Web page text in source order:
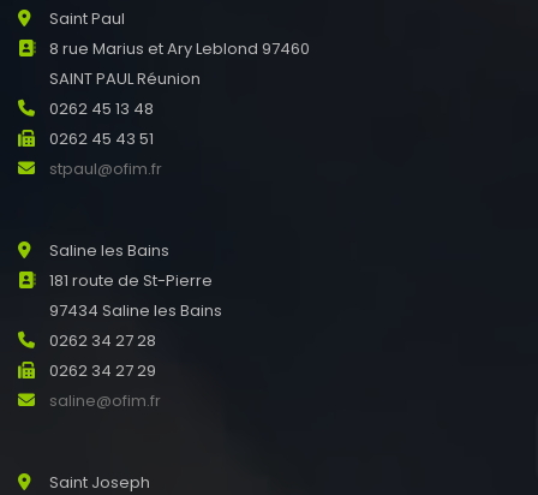
Saint Paul
8 rue Marius et Ary Leblond 97460
SAINT PAUL Réunion
0262 45 13 48
0262 45 43 51
stpaul@ofim.fr
Saline les Bains
181 route de St-Pierre
97434 Saline les Bains
0262 34 27 28
0262 34 27 29
saline@ofim.fr
Saint Joseph